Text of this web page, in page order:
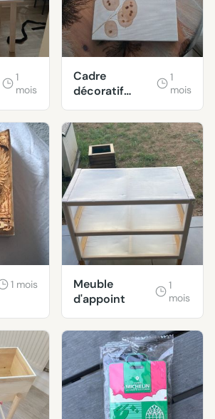
1
mois
Cadre
décoratif
florale
1
mois
1 mois
Meuble
d'appoint
1
mois